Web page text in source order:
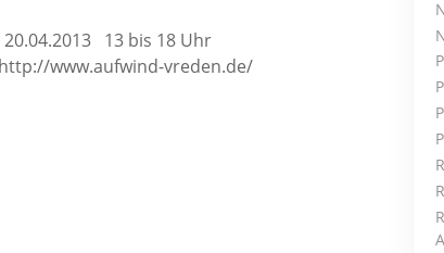
13 bis 18 Uhr
www.aufwind-vreden.de/